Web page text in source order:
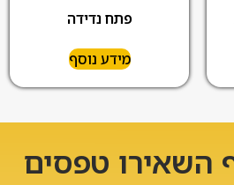
פתח נדידה
מידע נוסף
השאירו טפסים